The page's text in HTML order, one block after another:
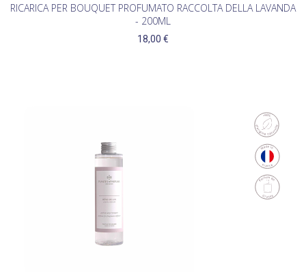
RICARICA PER BOUQUET PROFUMATO RACCOLTA DELLA LAVANDA
- 200ML
18,00 €